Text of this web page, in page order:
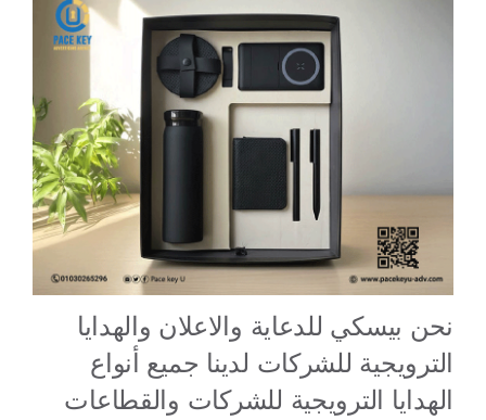
نحن بيسكي للدعاية والاعلان والهدايا
الترويجية للشركات لدينا جميع أنواع
الهدايا الترويجية للشركات والقطاعات